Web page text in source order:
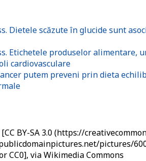
Dietele scăzute în glucide sunt
Etichetele produselor
cardiovasculare
putem preveni prin dieta
BY-SA 3.0 (https://
pictures/
CC0], via Wikimedia Commons